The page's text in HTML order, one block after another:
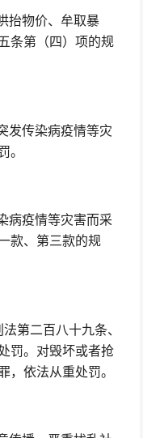
抬物价、牟取暴
条第（四）项的规
发传染病疫情等灾
病疫情等灾害而采
款、第三款的规
第二百八十九条、
罚。对毁坏或者抢
依法从重处罚。